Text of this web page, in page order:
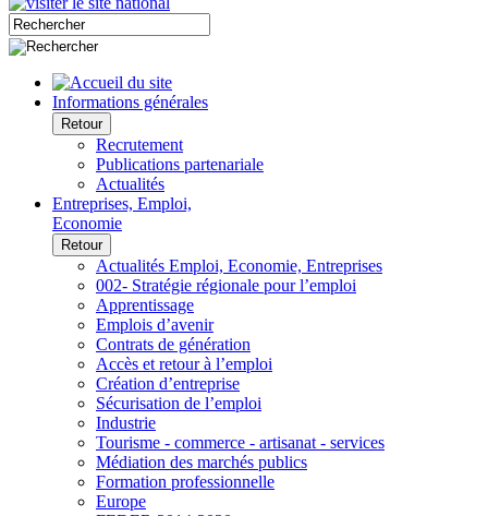
Informations générales
Retour
Recrutement
Publications partenariale
Actualités
Entreprises, Emploi,
Economie
Retour
Actualités Emploi, Economie, Entreprises
002- Stratégie régionale pour l’emploi
Apprentissage
Emplois d’avenir
Contrats de génération
Accès et retour à l’emploi
Création d’entreprise
Sécurisation de l’emploi
Industrie
Tourisme - commerce - artisanat - services
Médiation des marchés publics
Formation professionnelle
Europe